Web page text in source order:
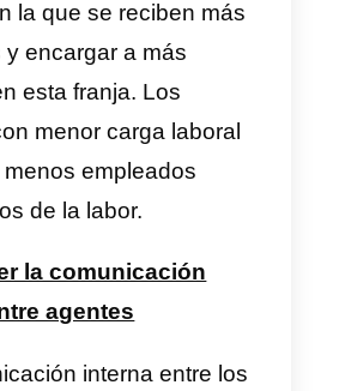
a la vez
dicho, WhatsApp
no permite a más de
personas
a la vez. Sin
WhatsApp Business
Las funciones las provee